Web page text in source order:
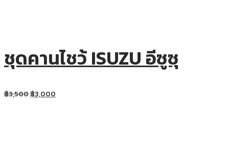
ชุดคานไชว้ ISUZU อีซูซุ
฿3,500฿3,000